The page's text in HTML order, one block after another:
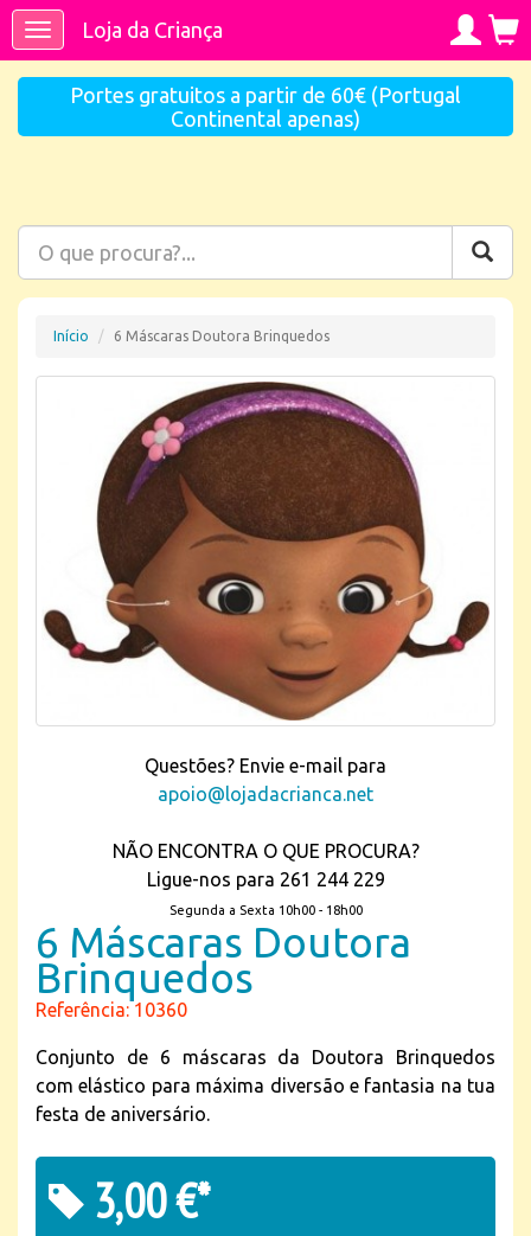
ToggleLoja da Criança
Portes gratuitos a partir de 60€ (Portugal
Continental apenas)
Início 6 Máscaras Doutora Brinquedos
Questões? Envie e-mail para
apoio@lojadacrianca.net
NÃO ENCONTRA O QUE PROCURA?
Ligue-nos para 261 244 229
Segunda a Sexta 10h00 - 18h00
6 Máscaras Doutora
Brinquedos
Referência: 10360
Conjunto de 6 máscaras da Doutora Brinquedos
com elástico para máxima diversão e fantasia na tua
festa de aniversário.
3,00 €*